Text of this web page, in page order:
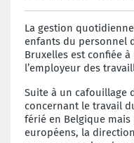
La gestion
enfants du personnel
Bruxelles est confiée
l’employeur des
Suite à un cafouillage
concernant le travail
férié en Belgique
européens, la